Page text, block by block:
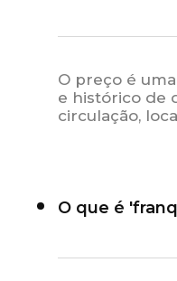
O preço é
e histórico de
circulação,
O que é